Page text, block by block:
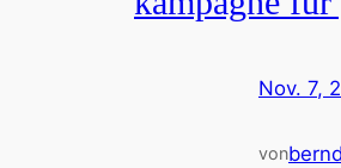
Nov. 7,
von